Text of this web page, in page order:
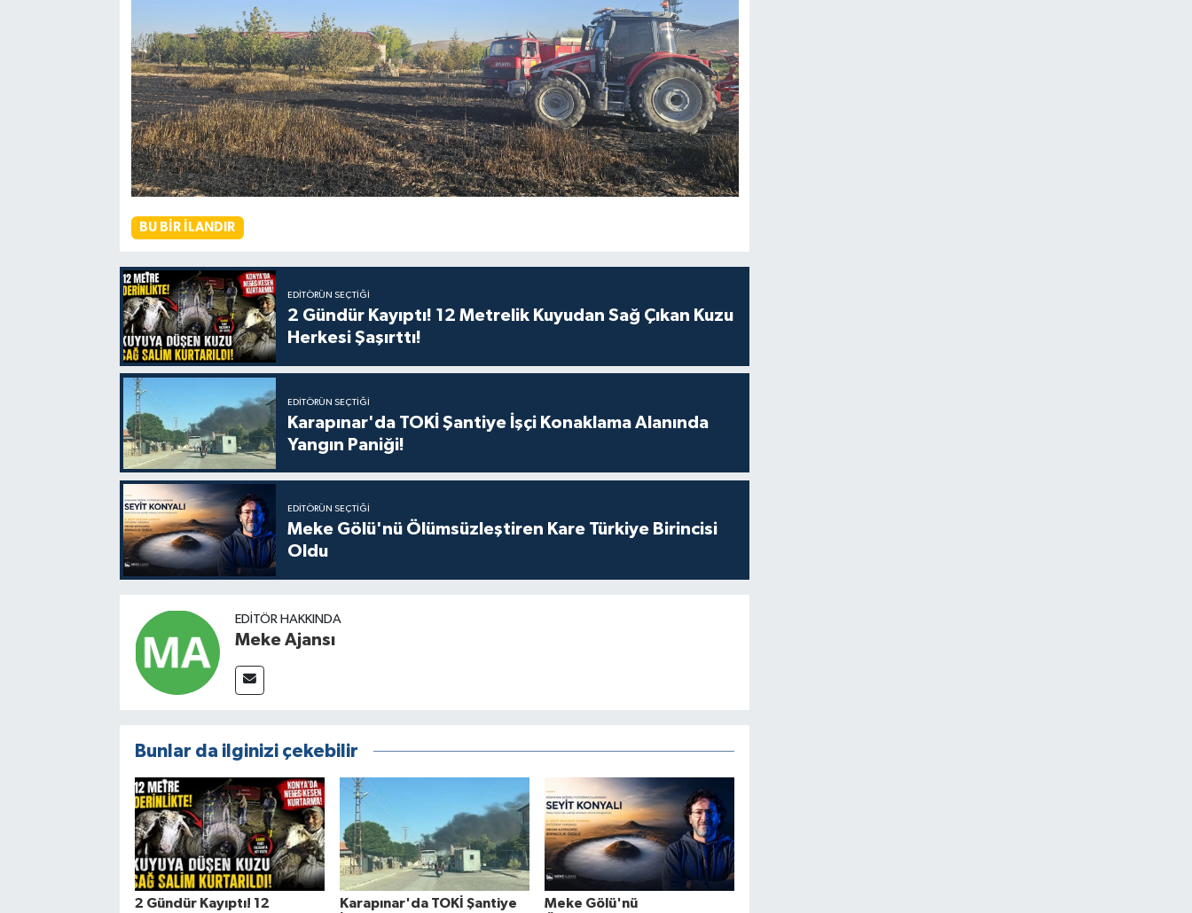
BU BIR İLANDIR
EDITÖRÜN SEÇTIĞI
2 Gündür Kayıptı! 12 Metrelik Kuyudan Sağ Çıkan Kuzu
Herkesi Şaşırttı!
EDITÖRÜN SEÇTIĞI
Karapınar'da TOKİ Şantiye İşçi Konaklama Alanında
Yangın Paniği!
EDITÖRÜN SEÇTIĞI
Meke Gölü'nü Ölümsüzleştiren Kare Türkiye Birincisi
Oldu
EDITÖR HAKKINDA
Meke Ajansı
Bunlar da ilginizi çekebilir
2 Gündür Kayıptı! 12
Karapınar'da TOKİ Şantiye
Meke Gölü'nü